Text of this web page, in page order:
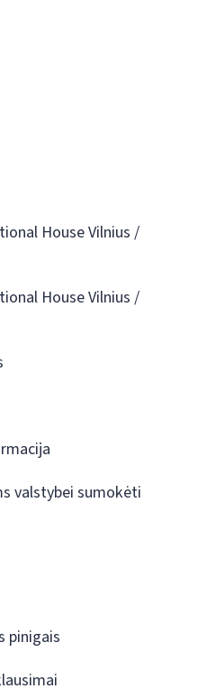
House Vilnius /
House Vilnius /
valstybei sumokėti
pinigais